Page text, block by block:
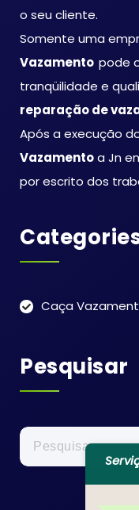
o seu cliente.
Somente uma
Vazamento pode
tranqüilidade e
reparação de
Após a execução
Vazamentoa Jn
por escrito dos
Caça
Pesquisar
Pesquisar
por: